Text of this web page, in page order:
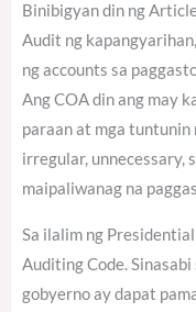
Binibigyan din ng
Audit ng
ng accounts sa
Ang COA din ang may
paraan at mga tuntunin
irregular, unnecessary,
maipaliwanag na
Sa ilalim ng
Auditing Code.
gobyerno ay dapat